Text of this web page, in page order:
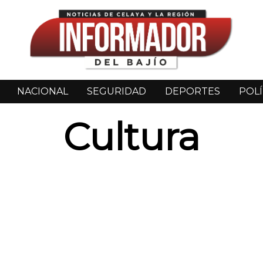
NACIONAL SEGURIDAD DEPORTES
Cultura